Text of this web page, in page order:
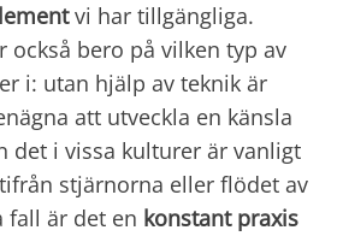
vi har tillgängliga.
också bero på vilken typ av
i: utan hjälp av teknik är
att utveckla en känsla
det i vissa kulturer är vanligt
stjärnorna eller flödet av
fall är det en konstant praxis